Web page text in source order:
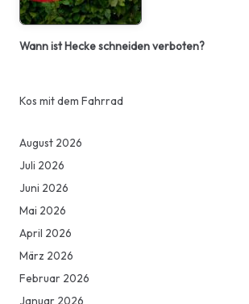
Wann ist Hecke schneiden verboten?
Kos mit dem Fahrrad
August 2026
Juli 2026
Juni 2026
Mai 2026
April 2026
März 2026
Februar 2026
Januar 2026